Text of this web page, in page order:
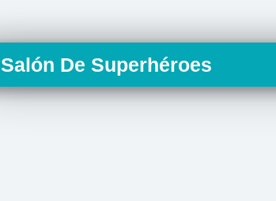
Salón De Superhéroes